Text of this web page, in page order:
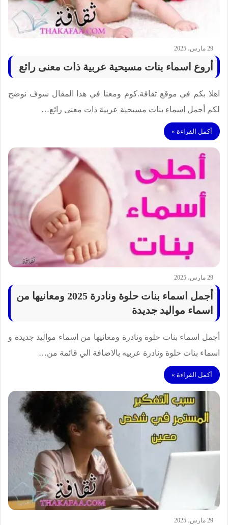
29 مارس، 2025
أروع اسماء بنات مسيحية عربية ذات معنى رائع
اهلا بكم في موقع ثقافة.كوم ومعنا في هذا المقال سوف نوضح
لكم أجمل اسماء بنات مسيحية عربية ذات معنى رائع…
أكمل القراءة »
29 مارس، 2025
أجمل اسماء بنات حلوة ونادرة 2025 ومعانيها من
اسماء مواليد جديدة
أجمل اسماء بنات حلوة ونادرة ومعانيها من اسماء مواليد جديدة و
اسماء بنات حلوة ونادرة عربيه بالاضافة الي قائمة من…
أكمل القراءة »
29 مارس، 2025